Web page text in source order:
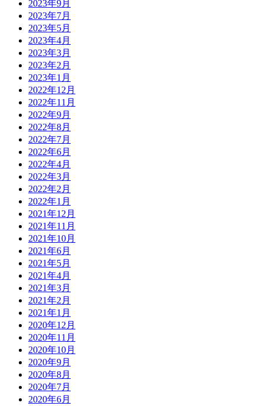
2023年9月
2023年7月
2023年5月
2023年4月
2023年3月
2023年2月
2023年1月
2022年12月
2022年11月
2022年9月
2022年8月
2022年7月
2022年6月
2022年4月
2022年3月
2022年2月
2022年1月
2021年12月
2021年11月
2021年10月
2021年6月
2021年5月
2021年4月
2021年3月
2021年2月
2021年1月
2020年12月
2020年11月
2020年10月
2020年9月
2020年8月
2020年7月
2020年6月